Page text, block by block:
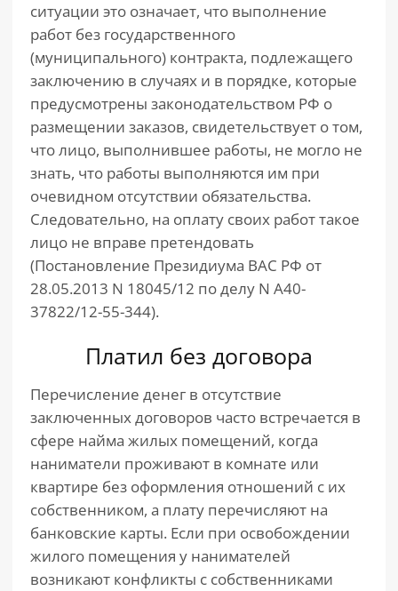
ситуации это означает, что выполнение
работ без государственного
(муниципального) контракта, подлежащего
заключению в случаях и в порядке, которые
предусмотрены законодательством РФ о
размещении заказов, свидетельствует о том,
что лицо, выполнившее работы, не могло не
знать, что работы выполняются им при
очевидном отсутствии обязательства.
Следовательно, на оплату своих работ такое
лицо не вправе претендовать
(Постановление Президиума ВАС РФ от
28.05.2013 N 18045/12 по делу N А40-
37822/12-55-344).
Платил без договора
Перечисление денег в отсутствие
заключенных договоров часто встречается в
сфере найма жилых помещений, когда
наниматели проживают в комнате или
квартире без оформления отношений с их
собственником, а плату перечисляют на
банковские карты. Если при освобождении
жилого помещения у нанимателей
возникают конфликты с собственниками